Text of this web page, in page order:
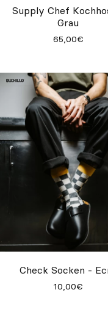
Supply Chef
Grau
65,00€
Check Socken -
10,00€